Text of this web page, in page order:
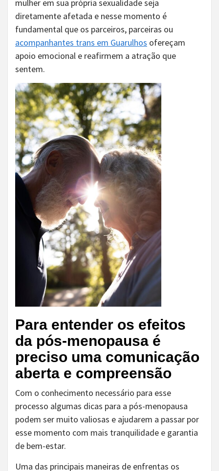
mulher em sua própria sexualidade seja
diretamente afetada e nesse momento é
fundamental que os parceiros, parceiras ou
acompanhantes trans em Guarulhos ofereçam
apoio emocional e reafirmem a atração que
sentem.
Para entender os efeitos
da pós-menopausa é
preciso uma comunicação
aberta e compreensão
Com o conhecimento necessário para esse
processo algumas dicas para a pós-menopausa
podem ser muito valiosas e ajudarem a passar por
esse momento com mais tranquilidade e garantia
de bem-estar.
Uma das principais maneiras de enfrentas os